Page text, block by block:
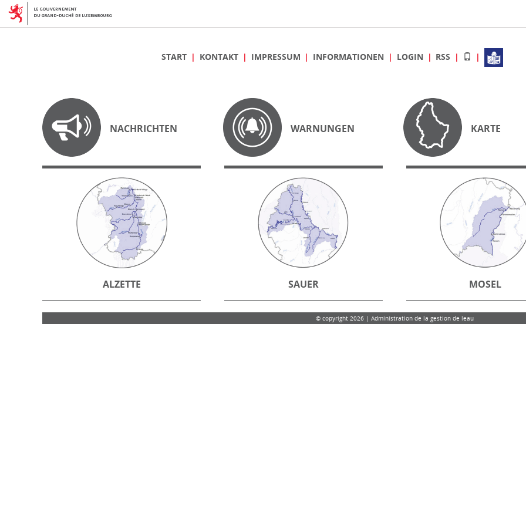
START KONTAKT IMPRESSUM INFORMATIONEN LOGIN RSS
NACHRICHTEN WARNUNGEN KARTE
ALZETTE SAUER MOSEL
© copyright 2026 | Administration de la gestion de leau